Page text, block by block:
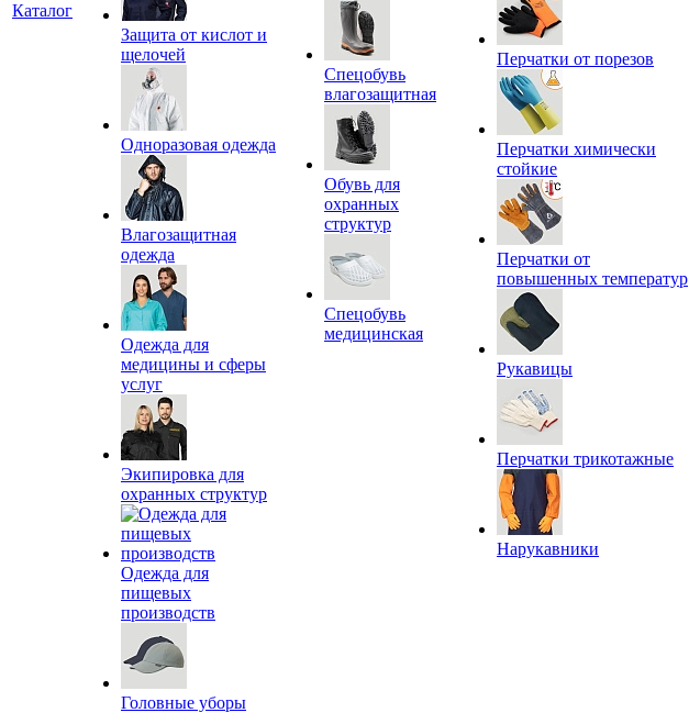
Каталог
Защита от кислот и
щелочей
Одноразовая одежда
Влагозащитная
одежда
Одежда для
медицины и сферы
услуг
Экипировка для
охранных структур
Одежда для
пищевых
производств
Головные уборы
Спецобувь
влагозащитная
Обувь для
охранных
структур
Спецобувь
медицинская
Перчатки от порезов
Перчатки химически
стойкие
Перчатки от
повышенных температур
Рукавицы
Перчатки трикотажные
Нарукавники